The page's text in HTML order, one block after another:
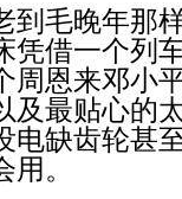
到毛晚年那
凭借一个列
周恩来邓小
及最贴心的
电缺齿轮甚
。